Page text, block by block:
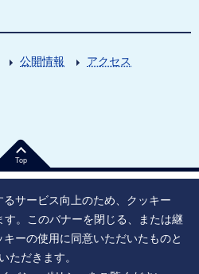
公開情報
アクセス
Top
東京都千代田区大手町1丁目7番1号
お願い
ご利用上の注意
サービス向上のため、クッキー
す。このバナーを閉じる、または継
ーの使用に同意いただいたものと
ただきます。